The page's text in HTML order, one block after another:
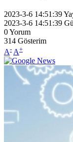
2023-3-6 14:51:39
2023-3-6 14:51:39
0Yorum
314 Gösterim
A- A+